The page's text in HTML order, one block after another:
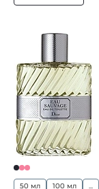
50 мл 100 мл ...